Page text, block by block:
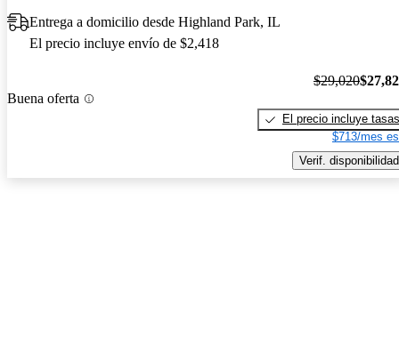
Entrega a domicilio desde Highland Park, IL
El precio incluye envío de $2,418
Buena oferta
$29,020
El precio incluye tasas
$713/mes
Verif. disponibilidad